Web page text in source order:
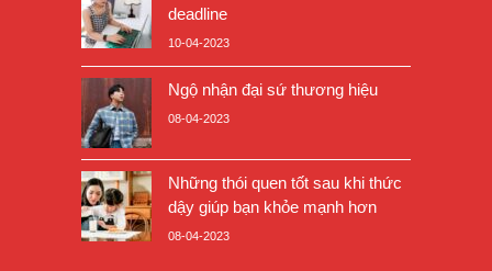
deadline
10-04-2023
Ngộ nhận đại sứ thương hiệu
08-04-2023
Những thói quen tốt sau khi thức
dậy giúp bạn khỏe mạnh hơn
08-04-2023